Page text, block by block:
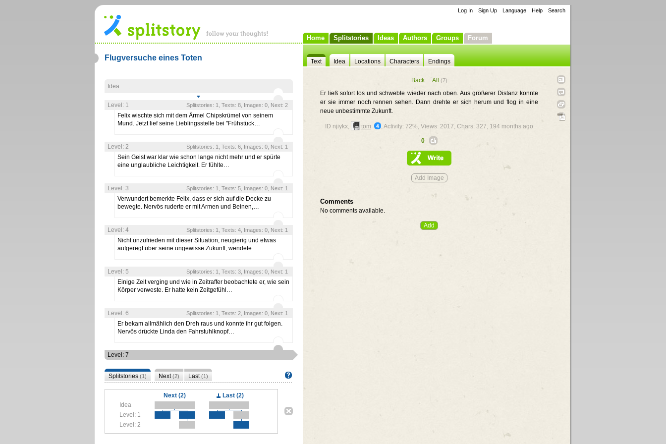
Home Splitstories Ideas Authors Groups Forum
Log In Sign Up Language Help Search
Flugversuche eines Toten Text Idea Locations Characters Endings
Back All (7)
Er ließ sofort los und schwebte wieder nach oben. Aus größerer Distanz konnte
er sie immer noch rennen sehen. Dann drehte er sich herum und flog in eine
neue unbestimmte Zukunft.
ID njiykx, tom , Activity: 72%, Views: 2017, Chars: 327, 194 months ago
0
Comments
No comments available.
Idea
Level: 1 Splitstories: 1, Texts: 8, Images: 0, Next: 2
Felix wischte sich mit dem Ärmel Chipskrümel von seinem
Mund. Jetzt lief seine Lieblingsstelle bei "Frühstück…
Level: 2 Splitstories: 1, Texts: 6, Images: 0, Next: 1
Sein Geist war klar wie schon lange nicht mehr und er spürte
eine unglaubliche Leichtigkeit. Er fühlte…
Level: 3 Splitstories: 1, Texts: 5, Images: 0, Next: 1
Verwundert bemerkte Felix, dass er sich auf die Decke zu
bewegte. Nervös ruderte er mit Armen und Beinen,…
Level: 4 Splitstories: 1, Texts: 4, Images: 0, Next: 1
Nicht unzufrieden mit dieser Situation, neugierig und etwas
aufgeregt über seine ungewisse Zukunft, wendete…
Level: 5 Splitstories: 1, Texts: 3, Images: 0, Next: 1
Einige Zeit verging und wie in Zeitraffer beobachtete er, wie sein
Körper verweste. Er hatte kein Zeitgefühl…
Level: 6 Splitstories: 1, Texts: 2, Images: 0, Next: 1
Er bekam allmählich den Dreh raus und konnte ihr gut folgen.
Nervös drückte Linda den Fahrstuhlknopf…
Level: 7
Splitstories (1) Next(2) Last(1)
Next (2)
Last (2)
Idea
Level: 1
Level: 2